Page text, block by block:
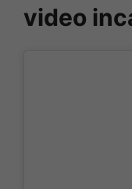
video